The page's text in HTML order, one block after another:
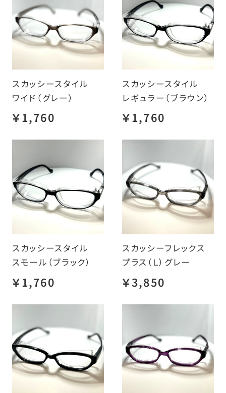
スカッシースタイル
ワイド（グレー）
￥1,760
スカッシースタイル
レギュラー（ブラウン）
￥1,760
スカッシースタイル
スモール（ブラック）
￥1,760
スカッシーフレックス
プラス（Ｌ）グレー
￥3,850